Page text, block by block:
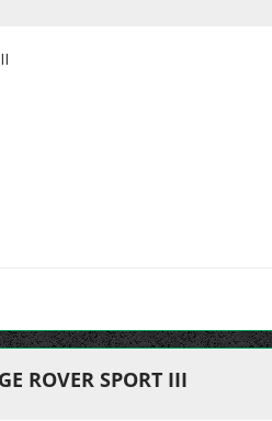
ROVER SPORT III